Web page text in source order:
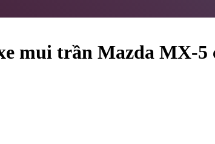
mui trần Mazda MX-